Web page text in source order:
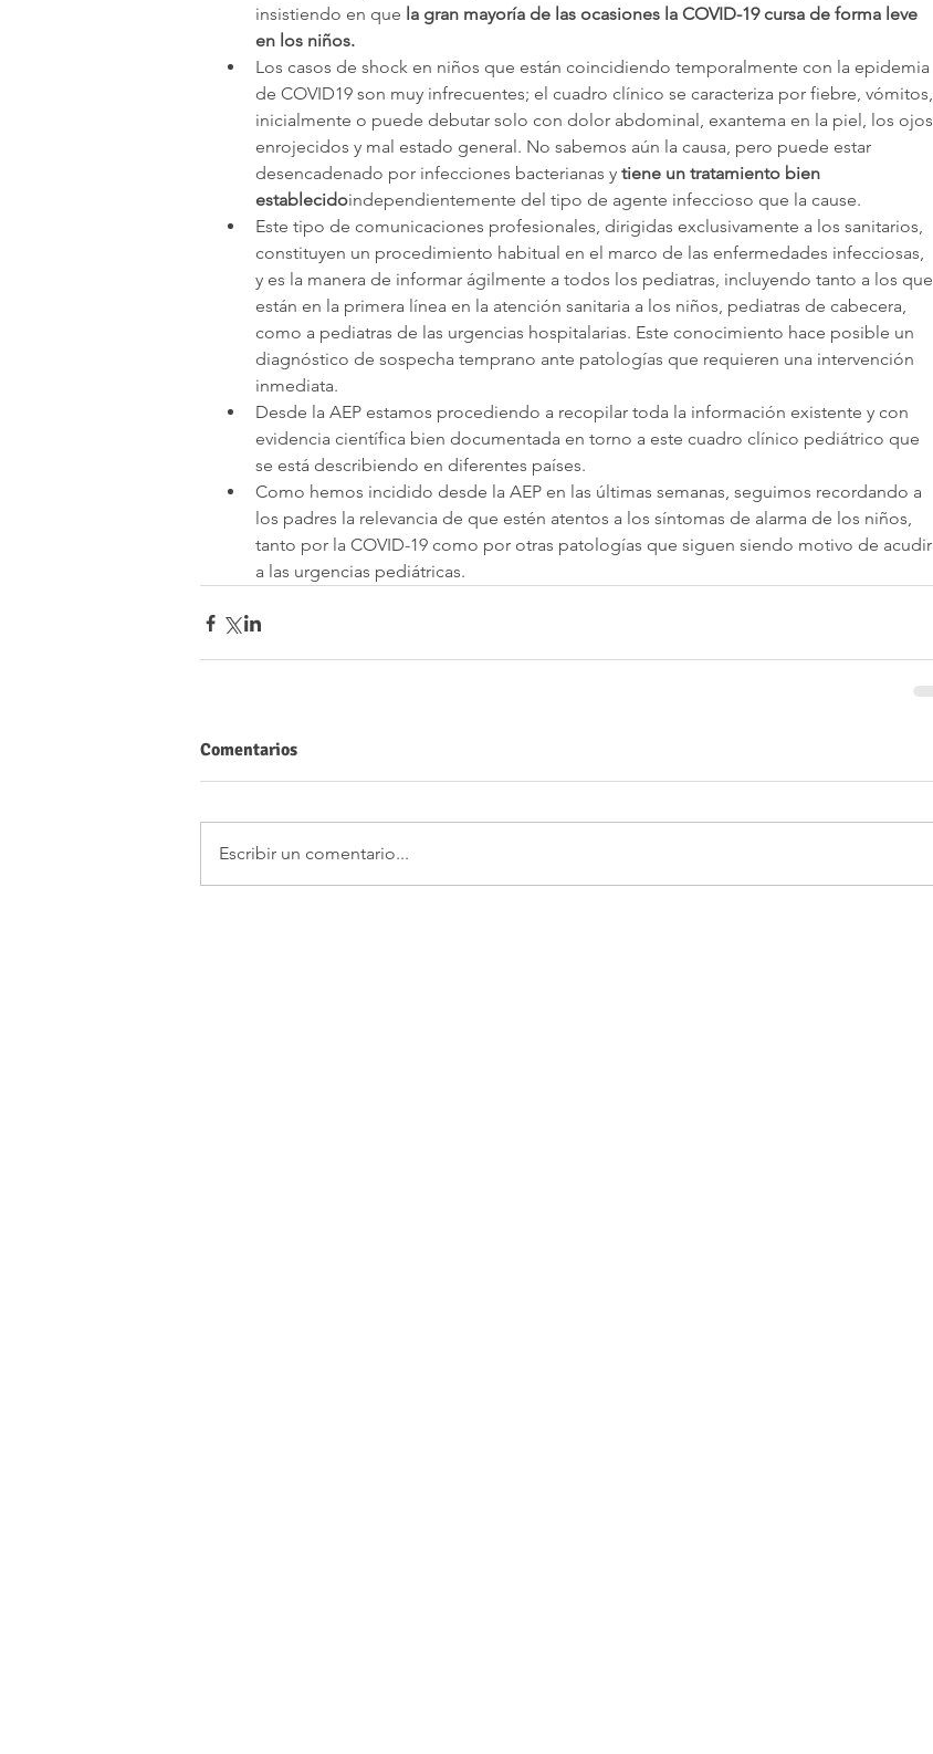
insistiendo en que la gran mayoría de las ocasiones la COVID-19 cursa de forma leve
en los niños.
Los casos de shock en niños que están coincidiendo temporalmente con la epidemia
de COVID19 son muy infrecuentes; el cuadro clínico se caracteriza por fiebre, vómitos,
inicialmente o puede debutar solo con dolor abdominal, exantema en la piel, los ojos
enrojecidos y mal estado general. No sabemos aún la causa, pero puede estar
desencadenado por infecciones bacterianas y tiene un tratamiento bien
establecidoindependientemente del tipo de agente infeccioso que la cause.
Este tipo de comunicaciones profesionales, dirigidas exclusivamente a los sanitarios,
constituyen un procedimiento habitual en el marco de las enfermedades infecciosas,
y es la manera de informar ágilmente a todos los pediatras, incluyendo tanto a los que
están en la primera línea en la atención sanitaria a los niños, pediatras de cabecera,
como a pediatras de las urgencias hospitalarias. Este conocimiento hace posible un
diagnóstico de sospecha temprano ante patologías que requieren una intervención
inmediata.
Desde la AEP estamos procediendo a recopilar toda la información existente y con
evidencia científica bien documentada en torno a este cuadro clínico pediátrico que
se está describiendo en diferentes países.
Como hemos incidido desde la AEP en las últimas semanas, seguimos recordando a
los padres la relevancia de que estén atentos a los síntomas de alarma de los niños,
tanto por la COVID-19 como por otras patologías que siguen siendo motivo de acudir
a las urgencias pediátricas.
Comentarios
Escribir un comentario...